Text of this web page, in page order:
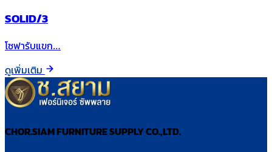
SOLID/3
โซฟารับแขก…
ดูเพิ่มเติม
CHOR.SIAM FURNITURE SUPPLY CO.,LTD.